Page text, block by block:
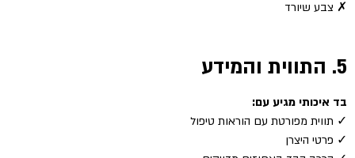
✗ צבע שיורד
5. התווית והמידע
בד איכותי מגיע עם:
✓ תווית מפורטת עם הוראות טיפול
✓ פרטי היצרן